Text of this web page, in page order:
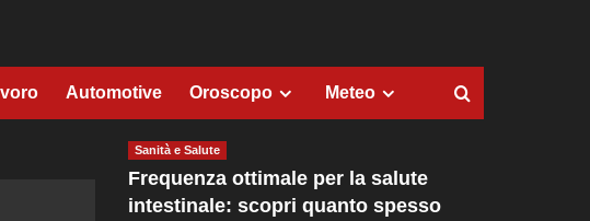
Automotive Oroscopo Meteo
Sanità e Salute
Frequenza ottimale per la salute
intestinale: scopri quanto spesso